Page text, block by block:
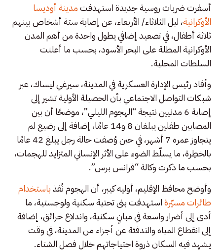
أسفرت ضربات روسية جديدة استهدفتمدينة أوديسا
الأوكرانية، ليل الثلاثاء/ الأربعاء، عن إصابة ستة أشخاص بينهم
ثلاثة أطفال، في تصعيد إضافي يطول واحدة من أهم المدن
الأوكرانية المطلة على البحر الأسود، بحسب ما أعلنت
السلطات المحلية.
وأفاد رئيس الإدارة العسكرية في المدينة، سيرغي ليساك، عبر
شبكات التواصل الاجتماعي بأن الحصيلة الأولية تشير إلى
إصابة 6 مدنيين نتيجة “الهجوم الليلي”، موضحًا أن بين
المصابين طفلين يبلغان 8 و14 عامًا، إضافة إلى رضيع لم
يتجاوز عمره 7 أشهر، في حين وُصفت حالة رجل يبلغ 42 عامًا
بالخطِرة، ما يسلّط الضوء على الأثر الإنساني المتزايد للهجمات،
بحسب ما ذكرت وكالة “فرانس برس”.
وأوضح محافظ الإقليم، أوليه كيبر، أن الهجوم نُفذباستخدام
طائرات مسيّرةاستهدفت بنى تحتية سكنية ولوجستية، ما
أدى إلى أضرار واسعة في مبانٍ سكنية، واندلاع حرائق، إضافة
إلى انقطاع المياه والتدفئة عن أجزاء من المدينة، في وقت
يشهد فيه السكان ذروة احتياجاتهم خلال فصل الشتاء.